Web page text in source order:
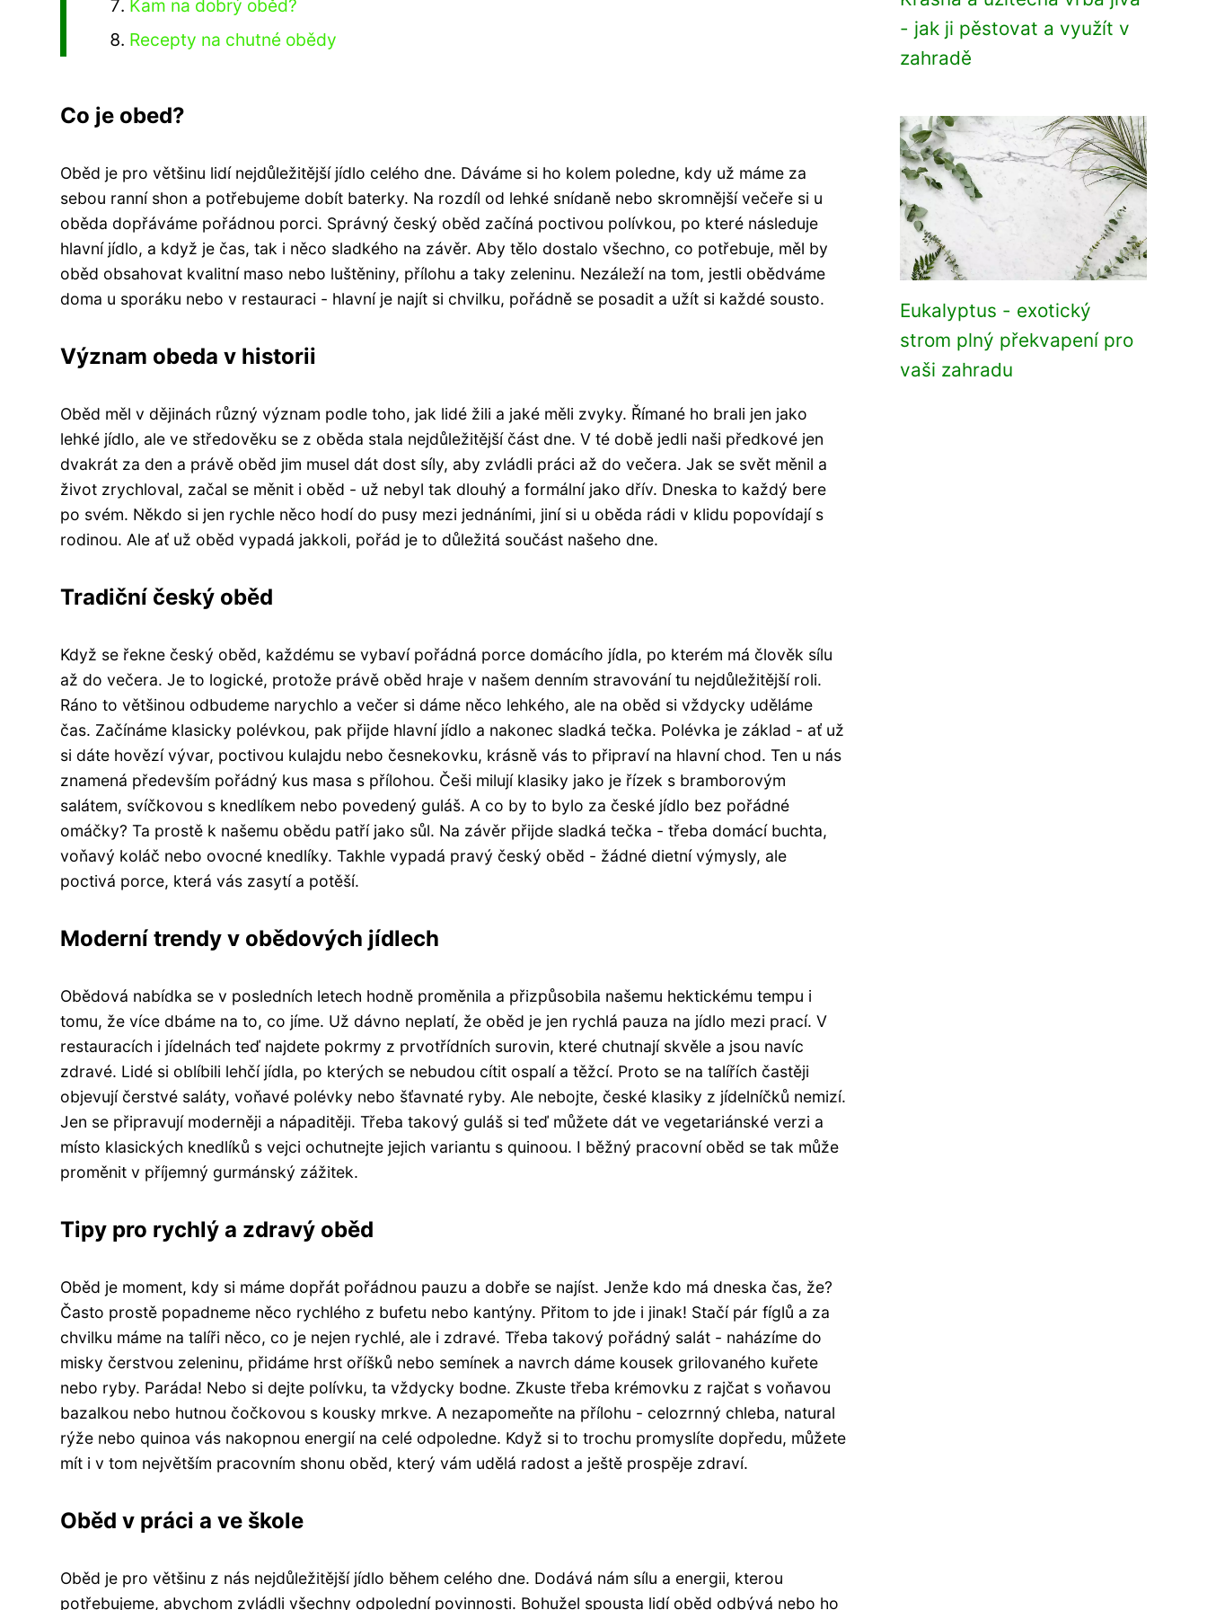
Kam na dobrý oběd?
Recepty na chutné obědy
Co je obed?
Oběd je pro většinu lidí nejdůležitější jídlo celého dne. Dáváme si ho kolem poledne, kdy už máme za
sebou ranní shon a potřebujeme dobít baterky. Na rozdíl od lehké snídaně nebo skromnější večeře si u
oběda dopřáváme pořádnou porci. Správný český oběd začíná poctivou polívkou, po které následuje
hlavní jídlo, a když je čas, tak i něco sladkého na závěr. Aby tělo dostalo všechno, co potřebuje, měl by
oběd obsahovat kvalitní maso nebo luštěniny, přílohu a taky zeleninu. Nezáleží na tom, jestli obědváme
doma u sporáku nebo v restauraci - hlavní je najít si chvilku, pořádně se posadit a užít si každé sousto.
Význam obeda v historii
Oběd měl v dějinách různý význam podle toho, jak lidé žili a jaké měli zvyky. Římané ho brali jen jako
lehké jídlo, ale ve středověku se z oběda stala nejdůležitější část dne. V té době jedli naši předkové jen
dvakrát za den a právě oběd jim musel dát dost síly, aby zvládli práci až do večera. Jak se svět měnil a
život zrychloval, začal se měnit i oběd - už nebyl tak dlouhý a formální jako dřív. Dneska to každý bere
po svém. Někdo si jen rychle něco hodí do pusy mezi jednáními, jiní si u oběda rádi v klidu popovídají s
rodinou. Ale ať už oběd vypadá jakkoli, pořád je to důležitá součást našeho dne.
Tradiční český oběd
Když se řekne český oběd, každému se vybaví pořádná porce domácího jídla, po kterém má člověk sílu
až do večera. Je to logické, protože právě oběd hraje v našem denním stravování tu nejdůležitější roli.
Ráno to většinou odbudeme narychlo a večer si dáme něco lehkého, ale na oběd si vždycky uděláme
čas. Začínáme klasicky polévkou, pak přijde hlavní jídlo a nakonec sladká tečka. Polévka je základ - ať už
si dáte hovězí vývar, poctivou kulajdu nebo česnekovku, krásně vás to připraví na hlavní chod. Ten u nás
znamená především pořádný kus masa s přílohou. Češi milují klasiky jako je řízek s bramborovým
salátem, svíčkovou s knedlíkem nebo povedený guláš. A co by to bylo za české jídlo bez pořádné
omáčky? Ta prostě k našemu obědu patří jako sůl. Na závěr přijde sladká tečka - třeba domácí buchta,
voňavý koláč nebo ovocné knedlíky. Takhle vypadá pravý český oběd - žádné dietní výmysly, ale
poctivá porce, která vás zasytí a potěší.
Moderní trendy v obědových jídlech
Obědová nabídka se v posledních letech hodně proměnila a přizpůsobila našemu hektickému tempu i
tomu, že více dbáme na to, co jíme. Už dávno neplatí, že oběd je jen rychlá pauza na jídlo mezi prací. V
restauracích i jídelnách teď najdete pokrmy z prvotřídních surovin, které chutnají skvěle a jsou navíc
zdravé. Lidé si oblíbili lehčí jídla, po kterých se nebudou cítit ospalí a těžcí. Proto se na talířích častěji
objevují čerstvé saláty, voňavé polévky nebo šťavnaté ryby. Ale nebojte, české klasiky z jídelníčků nemizí.
Jen se připravují moderněji a nápaditěji. Třeba takový guláš si teď můžete dát ve vegetariánské verzi a
místo klasických knedlíků s vejci ochutnejte jejich variantu s quinoou. I běžný pracovní oběd se tak může
proměnit v příjemný gurmánský zážitek.
Tipy pro rychlý a zdravý oběd
Oběd je moment, kdy si máme dopřát pořádnou pauzu a dobře se najíst. Jenže kdo má dneska čas, že?
Často prostě popadneme něco rychlého z bufetu nebo kantýny. Přitom to jde i jinak! Stačí pár fíglů a za
chvilku máme na talíři něco, co je nejen rychlé, ale i zdravé. Třeba takový pořádný salát - naházíme do
misky čerstvou zeleninu, přidáme hrst oříšků nebo semínek a navrch dáme kousek grilovaného kuřete
nebo ryby. Paráda! Nebo si dejte polívku, ta vždycky bodne. Zkuste třeba krémovku z rajčat s voňavou
bazalkou nebo hutnou čočkovou s kousky mrkve. A nezapomeňte na přílohu - celozrnný chleba, natural
rýže nebo quinoa vás nakopnou energií na celé odpoledne. Když si to trochu promyslíte dopředu, můžete
mít i v tom největším pracovním shonu oběd, který vám udělá radost a ještě prospěje zdraví.
Oběd v práci a ve škole
Oběd je pro většinu z nás nejdůležitější jídlo během celého dne. Dodává nám sílu a energii, kterou
potřebujeme, abychom zvládli všechny odpolední povinnosti. Bohužel spousta lidí oběd odbývá nebo ho
- jak ji pěstovat a využít v
zahradě
Eukalyptus - exotický
strom plný překvapení pro
vaši zahradu